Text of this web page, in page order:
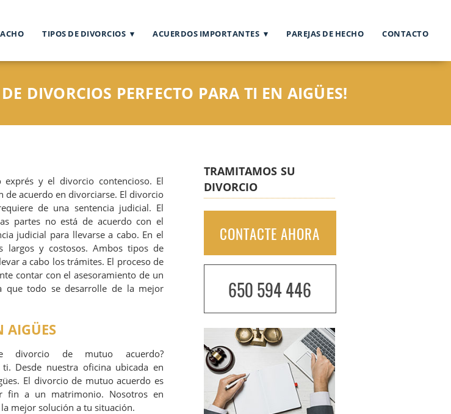
TIPOS DE DIVORCIOS ACUERDOS IMPORTANTES PAREJAS DE HECHO CONTACTO
DIVORCIOS PERFECTO PARA TI EN AIGÜES!
y el divorcio contencioso. El
de acuerdo en divorciarse. El divorcio
de una sentencia judicial. El
partes no está de acuerdo con el
judicial para llevarse a cabo. En el
largos y costosos. Ambos tipos de
a cabo los trámites. El proceso de
contar con el asesoramiento de un
que todo se desarrolle de la mejor
AIGÜES
divorcio de mutuo acuerdo?
Desde nuestra oficina ubicada en
El divorcio de mutuo acuerdo es
fin a un matrimonio. Nosotros en
mejor solución a tu situación.
TRAMITAMOS SU
DIVORCIO
CONTACTE AHORA
650 594 446